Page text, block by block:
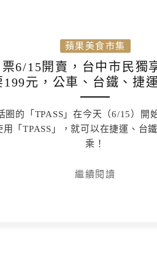
蘋果美食市集
票6/15開賣，台中市民獨
199元，公車、台鐵、捷
圈的「TPASS」在今天（6/15）開
用「TPASS」，就可以在捷運、台
乘！
繼續閱讀